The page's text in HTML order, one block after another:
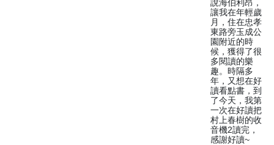
說海伯利昂，
讓我在年輕歲
月，住在忠孝
東路旁玉成公
園附近的時
候，獲得了很
多閱讀的樂
趣。時隔多
年，又想在好
讀看點書，到
了今天，我第
一次在好讀把
村上春樹的收
音機2讀完，
感謝好讀~